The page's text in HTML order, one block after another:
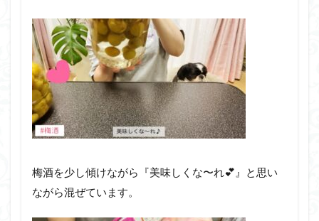
梅酒を少し傾けながら『美味しくな〜れ💕』と思い
ながら混ぜています。